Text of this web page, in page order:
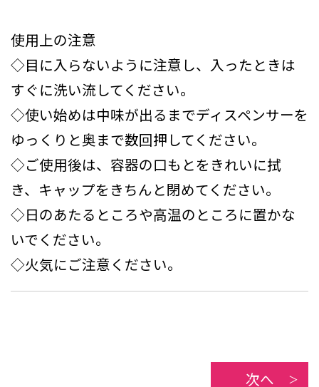
使用上の注意
◇目に入らないように注意し、入ったときは
すぐに洗い流してください。
◇使い始めは中味が出るまでディスペンサーを
ゆっくりと奥まで数回押してください。
◇ご使用後は、容器の口もとをきれいに拭
き、キャップをきちんと閉めてください。
◇日のあたるところや高温のところに置かな
いでください。
◇火気にご注意ください。
次へ